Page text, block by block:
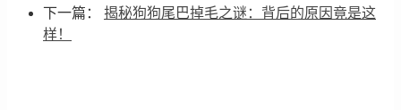
下一篇： 揭秘狗狗尾巴掉毛之谜：背后的原因竟是这
样！